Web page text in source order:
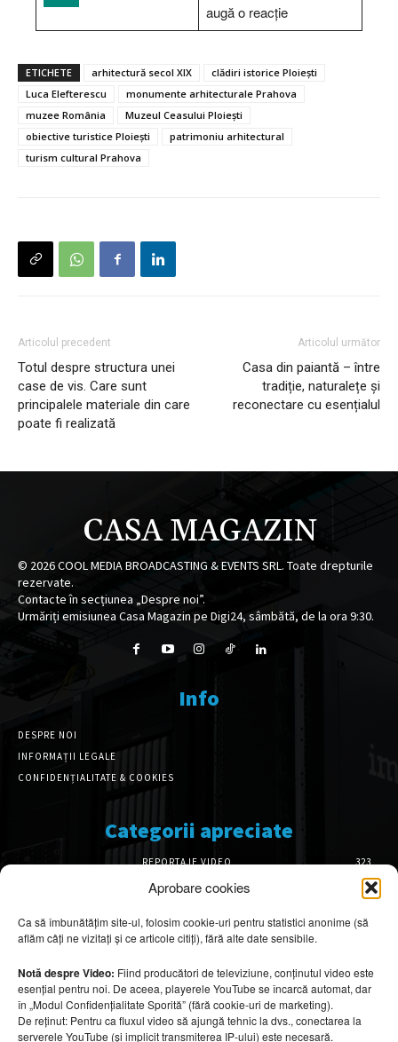
Aprobare cookies
Ca să îmbunătățim site-ul, folosim cookie-uri pentru statistici anonime (să
aflăm câți ne vizitați și ce articole citiți), fără alte date sensibile.
Notă despre Video: Fiind producători de televiziune, conținutul video este
esențial pentru noi. De aceea, playerele YouTube se încarcă automat, dar
în „Modul Confidențialitate Sporită” (fără cookie-uri de marketing).
De reținut: Pentru ca fluxul video să ajungă tehnic la dvs., conectarea la
serverele YouTube (și implicit transmiterea IP-ului) este necesară.
augă o reacție
ETICHETE arhitectură secol XIX
clădiri istorice Ploiești
Luca Elefterescu
monumente arhitecturale Prahova
muzee România
Muzeul Ceasului Ploiești
obiective turistice Ploiești
patrimoniu arhitectural
turism cultural Prahova
Articolul precedent
Totul despre structura unei
case de vis. Care sunt
principalele materiale din care
poate fi realizată
Articolul următor
Casa din paiantă – între
tradiție, naturalețe și
reconectare cu esențialul
CASA MAGAZIN
© 2026COOL MEDIA BROADCASTING & EVENTS SRL. Toate drepturile
rezervate.
Contacte în secțiunea „Despre noi”.
Urmăriți emisiunea Casa Magazin pe Digi24, sâmbătă, de la ora 9:30.
Info
DESPRE NOI
INFORMAȚII LEGALE
CONFIDENȚIALITATE & COOKIES
Categorii apreciate
REPORTAJE VIDEO
323
AMENAJĂRI INTERIOARE
126
DESIGN INTERIOR
64
ARHITECTURĂ & DESIGN
OPINII & ANALIZE
43
Articole recomandate